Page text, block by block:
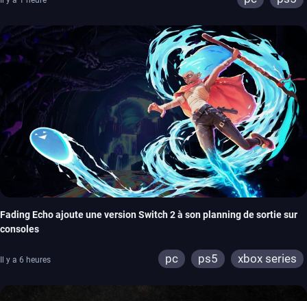
Fading Echo ajoute une version Switch 2 à son planning de sortie sur
consoles
Il y a 6 heures pc ps5 xbox series